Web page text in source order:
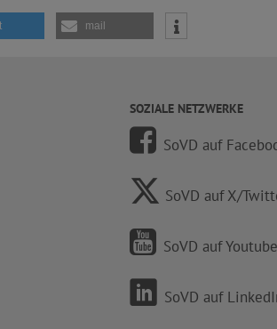
mail
SOZIALE NETZWERKE
SoVD auf
SoVD auf X/
SoVD auf Youtube
SoVD auf